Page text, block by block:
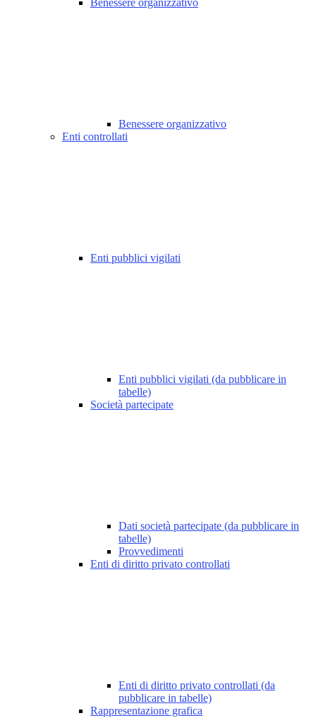
Benessere organizzativo
Benessere organizzativo
Enti controllati
Enti pubblici vigilati
Enti pubblici vigilati (da pubblicare in
tabelle)
Società partecipate
Dati società partecipate (da pubblicare in
tabelle)
Provvedimenti
Enti di diritto privato controllati
Enti di diritto privato controllati (da
pubblicare in tabelle)
Rappresentazione grafica